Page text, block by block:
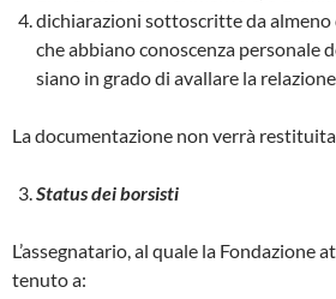
dichiarazioni sottoscritte da
che abbiano conoscenza personale
siano in grado di avallare la
La documentazione non verrà restituita.
Status dei borsisti
L’assegnatario, al quale la Fondazione
tenuto a: